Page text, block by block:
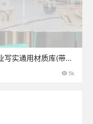
实通用材质库(带贴
5k